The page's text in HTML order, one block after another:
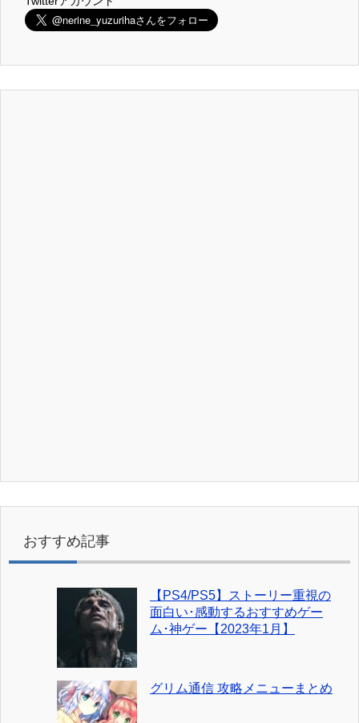
おすすめ記事
【PS4/PS5】ストーリー重視の
面白い･感動するおすすめゲー
ム･神ゲー【2023年1月】
グリム通信 攻略メニューまとめ